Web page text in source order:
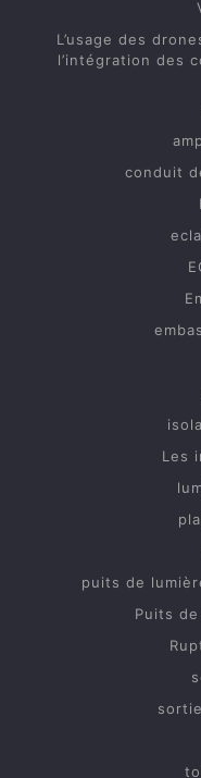
L’usage des
l’intégration des
conduit
Les
puits de
Puits